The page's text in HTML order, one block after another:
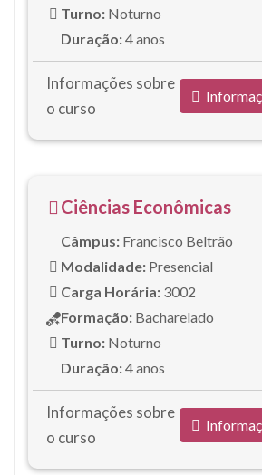
Turno: Noturno
Duração:4 anos
Informações sobre
o curso
Ciências Econômicas
Câmpus: Francisco Beltrão
Modalidade: Presencial
Carga Horária: 3002
Formação: Bacharelado
Turno: Noturno
Duração:4 anos
Informações sobre
o curso